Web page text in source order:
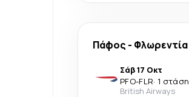
Πάφος - Φλωρεντία
Σάβ 17 Οκτ
PFO-FLR· 1 στάση
British Airways